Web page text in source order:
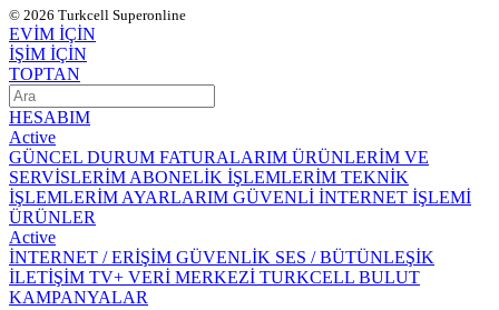
© 2026 Turkcell Superonline
EVİM İÇİN
İŞİM İÇİN
TOPTAN
HESABIM
Active
GÜNCEL DURUM FATURALARIM ÜRÜNLERİM VE
SERVİSLERİM ABONELİK İŞLEMLERİM TEKNİK
İŞLEMLERİM AYARLARIM GÜVENLİ İNTERNET İŞLEMİ
ÜRÜNLER
Active
İNTERNET / ERİŞİM GÜVENLİK SES / BÜTÜNLEŞİK
İLETİŞİM TV+ VERİ MERKEZİ TURKCELL BULUT
KAMPANYALAR